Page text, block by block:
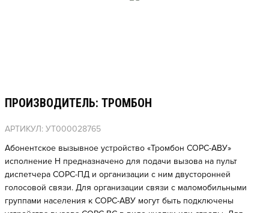
ПРОИЗВОДИТЕЛЬ: ТРОМБОН
АРТИКУЛ: УТ000028765
Абонентское вызывное устройство «Тромбон СОРС-АВУ»
исполнение Н предназначено для подачи вызова на пульт
диспетчера СОРС-ПД и организации с ним двусторонней
голосовой связи. Для организации связи с маломобильными
группами населения к СОРС-АВУ могут быть подключены